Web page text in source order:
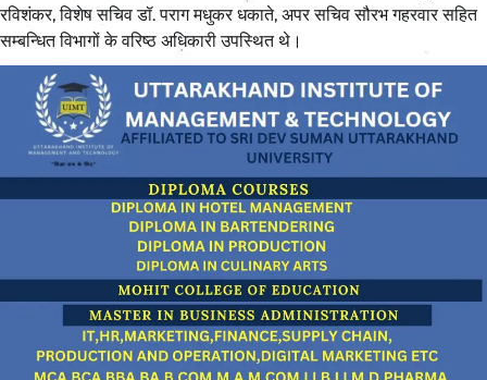
रविशंकर, विशेष सचिव डॉ. पराग मधुकर धकाते, अपर सचिव सौरभ गहरवार सहित
सम्बन्धित विभागों के वरिष्ठ अधिकारी उपस्थित थे।